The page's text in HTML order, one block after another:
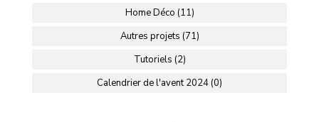
Home Déco (11)
Autres projets (71)
Tutoriels (2)
Calendrier de l'avent 2024 (0)